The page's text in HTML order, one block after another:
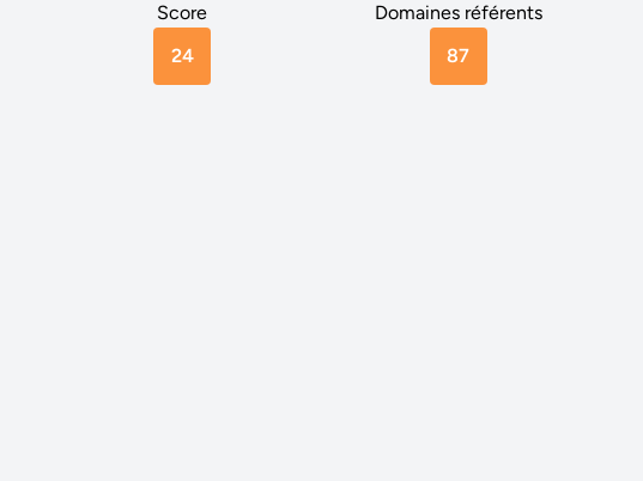
Score
24
Domaines référents
87